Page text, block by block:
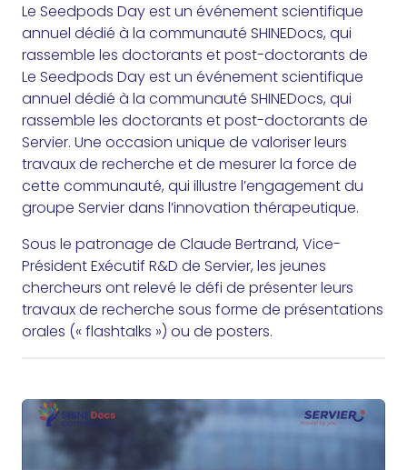
Le Seedpods Day est un événement scientifique
annuel dédié à la communauté SHINEDocs, qui
rassemble les doctorants et post-doctorants de
Le Seedpods Day est un événement scientifique
annuel dédié à la communauté SHINEDocs, qui
rassemble les doctorants et post-doctorants de
Servier. Une occasion unique de valoriser leurs
travaux de recherche et de mesurer la force de
cette communauté, qui illustre l’engagement du
groupe Servier dans l’innovation thérapeutique.
Sous le patronage de Claude Bertrand, Vice-
Président Exécutif R&D de Servier, les jeunes
chercheurs ont relevé le défi de présenter leurs
travaux de recherche sous forme de présentations
orales (« flashtalks ») ou de posters.